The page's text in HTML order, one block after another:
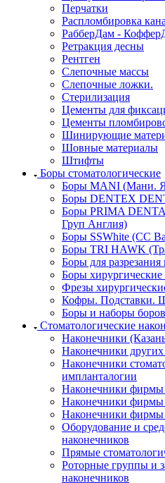
Перчатки
Распломбировка
РабберДам -
Ретракция десны
Рентген
Слепочные массы
Слепочные ложки.
Стерилизация
Цементы для
Цементы
Шинирующие
Шовные материалы
Штифты
Боры стоматологические
Боры MANI (Мани.
Боры DENTEX
Боры PRIMA
Груп Англия)
Боры SSWhite (СС
Боры TRI HAWK
Боры для разрезания
Боры
Фрезы
Кофры. Подставки.
Боры и наборы
Стоматологические
Наконечники
Наконечники других
Наконечники
импланталогии
Наконечники фирмы
Наконечники
Наконечники
Оборудование и
наконечников
Прямые
Роторные группы и
наконечников